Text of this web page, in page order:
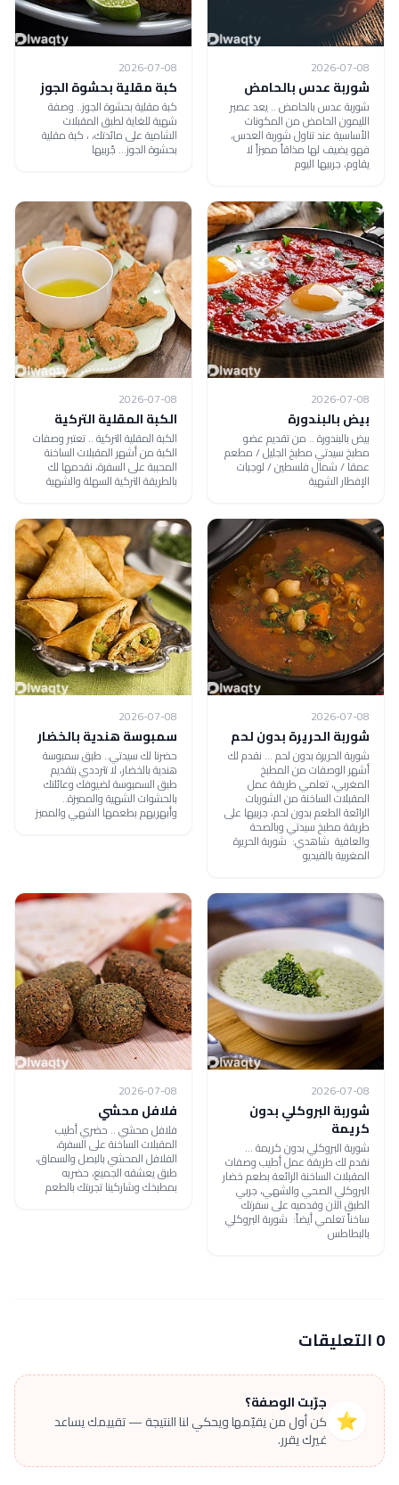
2026-07-08
شوربة عدس بالحامض
شوربة عدس بالحامض .. يعد عصير
الليمون الحامض من المكونات
الأساسية عند تناول شوربة العدس،
فهو يضيف لها مذاقاً مميزاً لا
يقاوم، جربيها اليوم
2026-07-08
كبة مقلية بحشوة الجوز
كبة مقلية بحشوة الجوز.. وصفة
شهية للغاية لطبق المقبلات
الشامية على مائدتك، ، كبة مقلية
بحشوة الجوز... جّربيها
2026-07-08
بيض بالبندورة
بيض بالبندورة .. من تقديم عضو
مطبخ سيدتي مطبخ الجليل / مطعم
عمقا / شمال فلسطين / لوجبات
الإفطار الشهية
2026-07-08
الكبة المقلية التركية
الكبة المقلية التركية .. تعتبر وصفات
الكبة من أشهر المقبلات الساخنة
المحببة على السفرة، نقدمها لك
بالطريقة التركية السهلة والشهية
2026-07-08
شوربة الحريرة بدون لحم
شوربة الحريرة بدون لحم ... نقدم لك
أشهر الوصفات من المطبخ
المغربي، تعلمي طريقة عمل
المقبلات الساخنة من الشوربات
الرائعة الطعم بدون لحم، جربيها على
طريقة مطبخ سيدتي وبالصحة
والعافية شاهدي: شوربة الحريرة
المغربية بالفيديو
2026-07-08
سمبوسة هندية بالخضار
حضرنا لك سيدتي.. طبق سمبوسة
هندية بالخضار، لا تترددي بتقديم
طبق السمبوسة لضيوفك وعائلتك
بالحشوات الشهية والمميزة..
وأبهريهم بطعمها الشهي والمميز
2026-07-08
شوربة البروكلي بدون
كريمة
شوربة البروكلي بدون كريمة ...
نقدم لك طريقة عمل أطيب وصفات
المقبلات الساخنة الرائعة بطعم خضار
البروكلي الصحي والشهي، جربي
الطبق الآن وقدميه على سفرتك
ساخناً تعلمي أيضاً: شوربة البروكلي
بالبطاطس
2026-07-08
فلافل محشي
فلافل محشي .. حضري أطيب
المقبلات الساخنة على السفرة،
الفلافل المحشي بالبصل والسماق،
طبق يعشقه الجميع، حضريه
بمطبخك وشاركينا تجربتك بالطعم
0 التعليقات
⭐
جرّبت الوصفة؟
كن أول من يقيّمها ويحكي لنا النتيجة — تقييمك يساعد
غيرك يقرر.